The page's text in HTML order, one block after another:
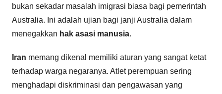
bukan sekadar masalah imigrasi biasa bagi pemerintah
Australia. Ini adalah ujian bagi janji Australia dalam
menegakkan hak asasi manusia.
Iran memang dikenal memiliki aturan yang sangat ketat
terhadap warga negaranya. Atlet perempuan sering
menghadapi diskriminasi dan pengawasan yang